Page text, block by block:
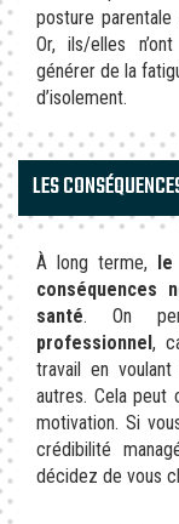
posture
Or, ils/elles
générer de la
d’isolement.
LES
À long terme, le
conséquences
santé. On
professionnel,
travail en
autres. Cela peut
motivation. Si
crédibilité
décidez de vous